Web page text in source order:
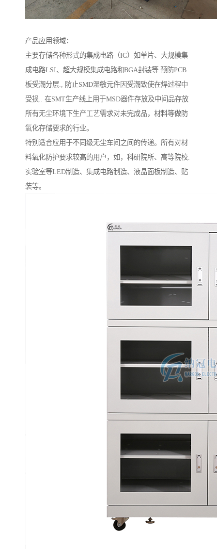
产品应用领域：
主要存储各种形式的集成电路（IC）如单片、大规模集
成电路LSI、超大规模集成电路和BGA封装等.预防PCB
板受潮分层., 防止SMD湿敏元件因受潮致使在焊过程中
受损.. 在SMT生产线上用于MSD器件存放及中间品存放
所有无尘环境下生产工艺需求对未完成品，材料等做防
氧化存储要求的行业。
特别适合应用于不同级无尘车间之间的传递。所有对材
料氧化防护要求较高的用户，如，科研院所、高等院校.
实验室等LED制造、集成电路制造、液晶面板制造、贴
装等。